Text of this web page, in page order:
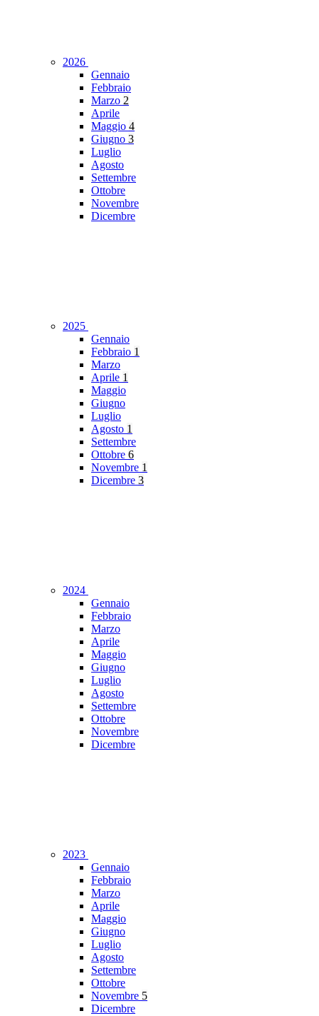
2026
Gennaio
Febbraio
Marzo 2
Aprile
Maggio 4
Giugno 3
Luglio
Agosto
Settembre
Ottobre
Novembre
Dicembre
2025
Gennaio
Febbraio 1
Marzo
Aprile 1
Maggio
Giugno
Luglio
Agosto 1
Settembre
Ottobre 6
Novembre 1
Dicembre 3
2024
Gennaio
Febbraio
Marzo
Aprile
Maggio
Giugno
Luglio
Agosto
Settembre
Ottobre
Novembre
Dicembre
2023
Gennaio
Febbraio
Marzo
Aprile
Maggio
Giugno
Luglio
Agosto
Settembre
Ottobre
Novembre 5
Dicembre